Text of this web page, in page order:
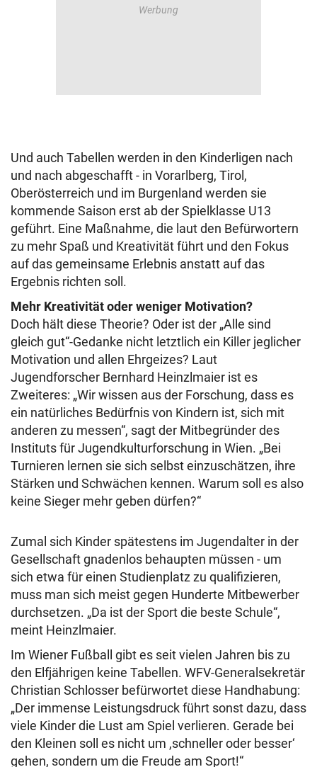
Und auch Tabellen werden in den Kinderligen nach
und nach abgeschafft - in Vorarlberg, Tirol,
Oberösterreich und im Burgenland werden sie
kommende Saison erst ab der Spielklasse U13
geführt. Eine Maßnahme, die laut den Befürwortern
zu mehr Spaß und Kreativität führt und den Fokus
auf das gemeinsame Erlebnis anstatt auf das
Ergebnis richten soll.
Mehr Kreativität oder weniger Motivation?
Doch hält diese Theorie? Oder ist der „Alle sind
gleich gut“-Gedanke nicht letztlich ein Killer jeglicher
Motivation und allen Ehrgeizes? Laut
Jugendforscher Bernhard Heinzlmaier ist es
Zweiteres: „Wir wissen aus der Forschung, dass es
ein natürliches Bedürfnis von Kindern ist, sich mit
anderen zu messen“, sagt der Mitbegründer des
Instituts für Jugendkulturforschung in Wien. „Bei
Turnieren lernen sie sich selbst einzuschätzen, ihre
Stärken und Schwächen kennen. Warum soll es also
keine Sieger mehr geben dürfen?“
Zumal sich Kinder spätestens im Jugendalter in der
Gesellschaft gnadenlos behaupten müssen - um
sich etwa für einen Studienplatz zu qualifizieren,
muss man sich meist gegen Hunderte Mitbewerber
durchsetzen. „Da ist der Sport die beste Schule“,
meint Heinzlmaier.
Im Wiener Fußball gibt es seit vielen Jahren bis zu
den Elfjährigen keine Tabellen. WFV-Generalsekretär
Christian Schlosser befürwortet diese Handhabung:
„Der immense Leistungsdruck führt sonst dazu, dass
viele Kinder die Lust am Spiel verlieren. Gerade bei
den Kleinen soll es nicht um ,schneller oder besser‘
gehen, sondern um die Freude am Sport!“